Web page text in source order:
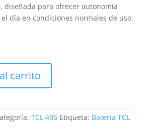
, diseñada para ofrecer autonomía
día en condiciones normales de uso.
carrito
TCL 405 Etiqueta: Batería TCL